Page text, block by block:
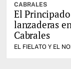
CABRALES
El
lanzaderas
Cabrales
EL FIELATO Y EL